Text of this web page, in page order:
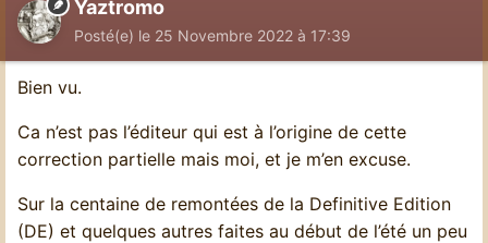
Yaztromo
Posté(e) le 25 Novembre 2022 à 17:39
Bien vu.
Ca n’est pas l’éditeur qui est à l’origine de cette
correction partielle mais moi, et je m’en excuse.
Sur la centaine de remontées de la Definitive Edition
(DE) et quelques autres faites au début de l’été un peu